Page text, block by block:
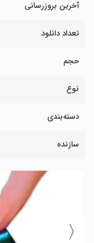
آخرین بروزرسانی
تعداد دانلود
حجم
نوع
دسته‌بندی
سازنده
〈